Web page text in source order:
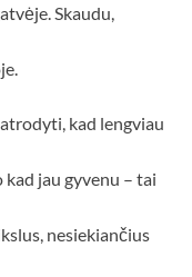
Skaudu,
kad lengviau
jau gyvenu – tai
nesiekiančius